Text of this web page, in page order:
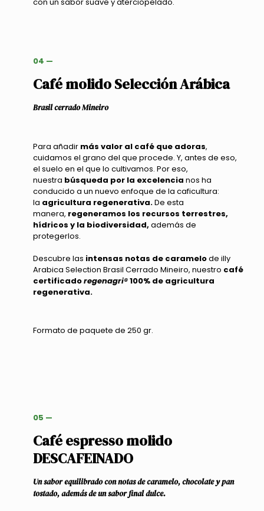
04 —
Café molido Selección Arábica
Brasil cerrado Mineiro
Para añadir más valor al café que adoras,
cuidamos el grano del que procede. Y, antes de eso,
el suelo en el que lo cultivamos. Por eso,
nuestra búsqueda por la excelencia nos ha
conducido a un nuevo enfoque de la caficultura:
la agricultura regenerativa.De esta
manera, regeneramos los recursos terrestres,
hídricos y la biodiversidad, además de
protegerlos.
Descubre las intensas notas de caramelode illy
Arabica Selection Brasil Cerrado Mineiro, nuestro café
certificadoregenagri®100% de agricultura
regenerativa.
Formato de paquete de 250 gr.
05 —
Café espresso molido
DESCAFEINADO
Un sabor equilibrado con notas de caramelo, chocolate y pan
tostado, además de un sabor final dulce.